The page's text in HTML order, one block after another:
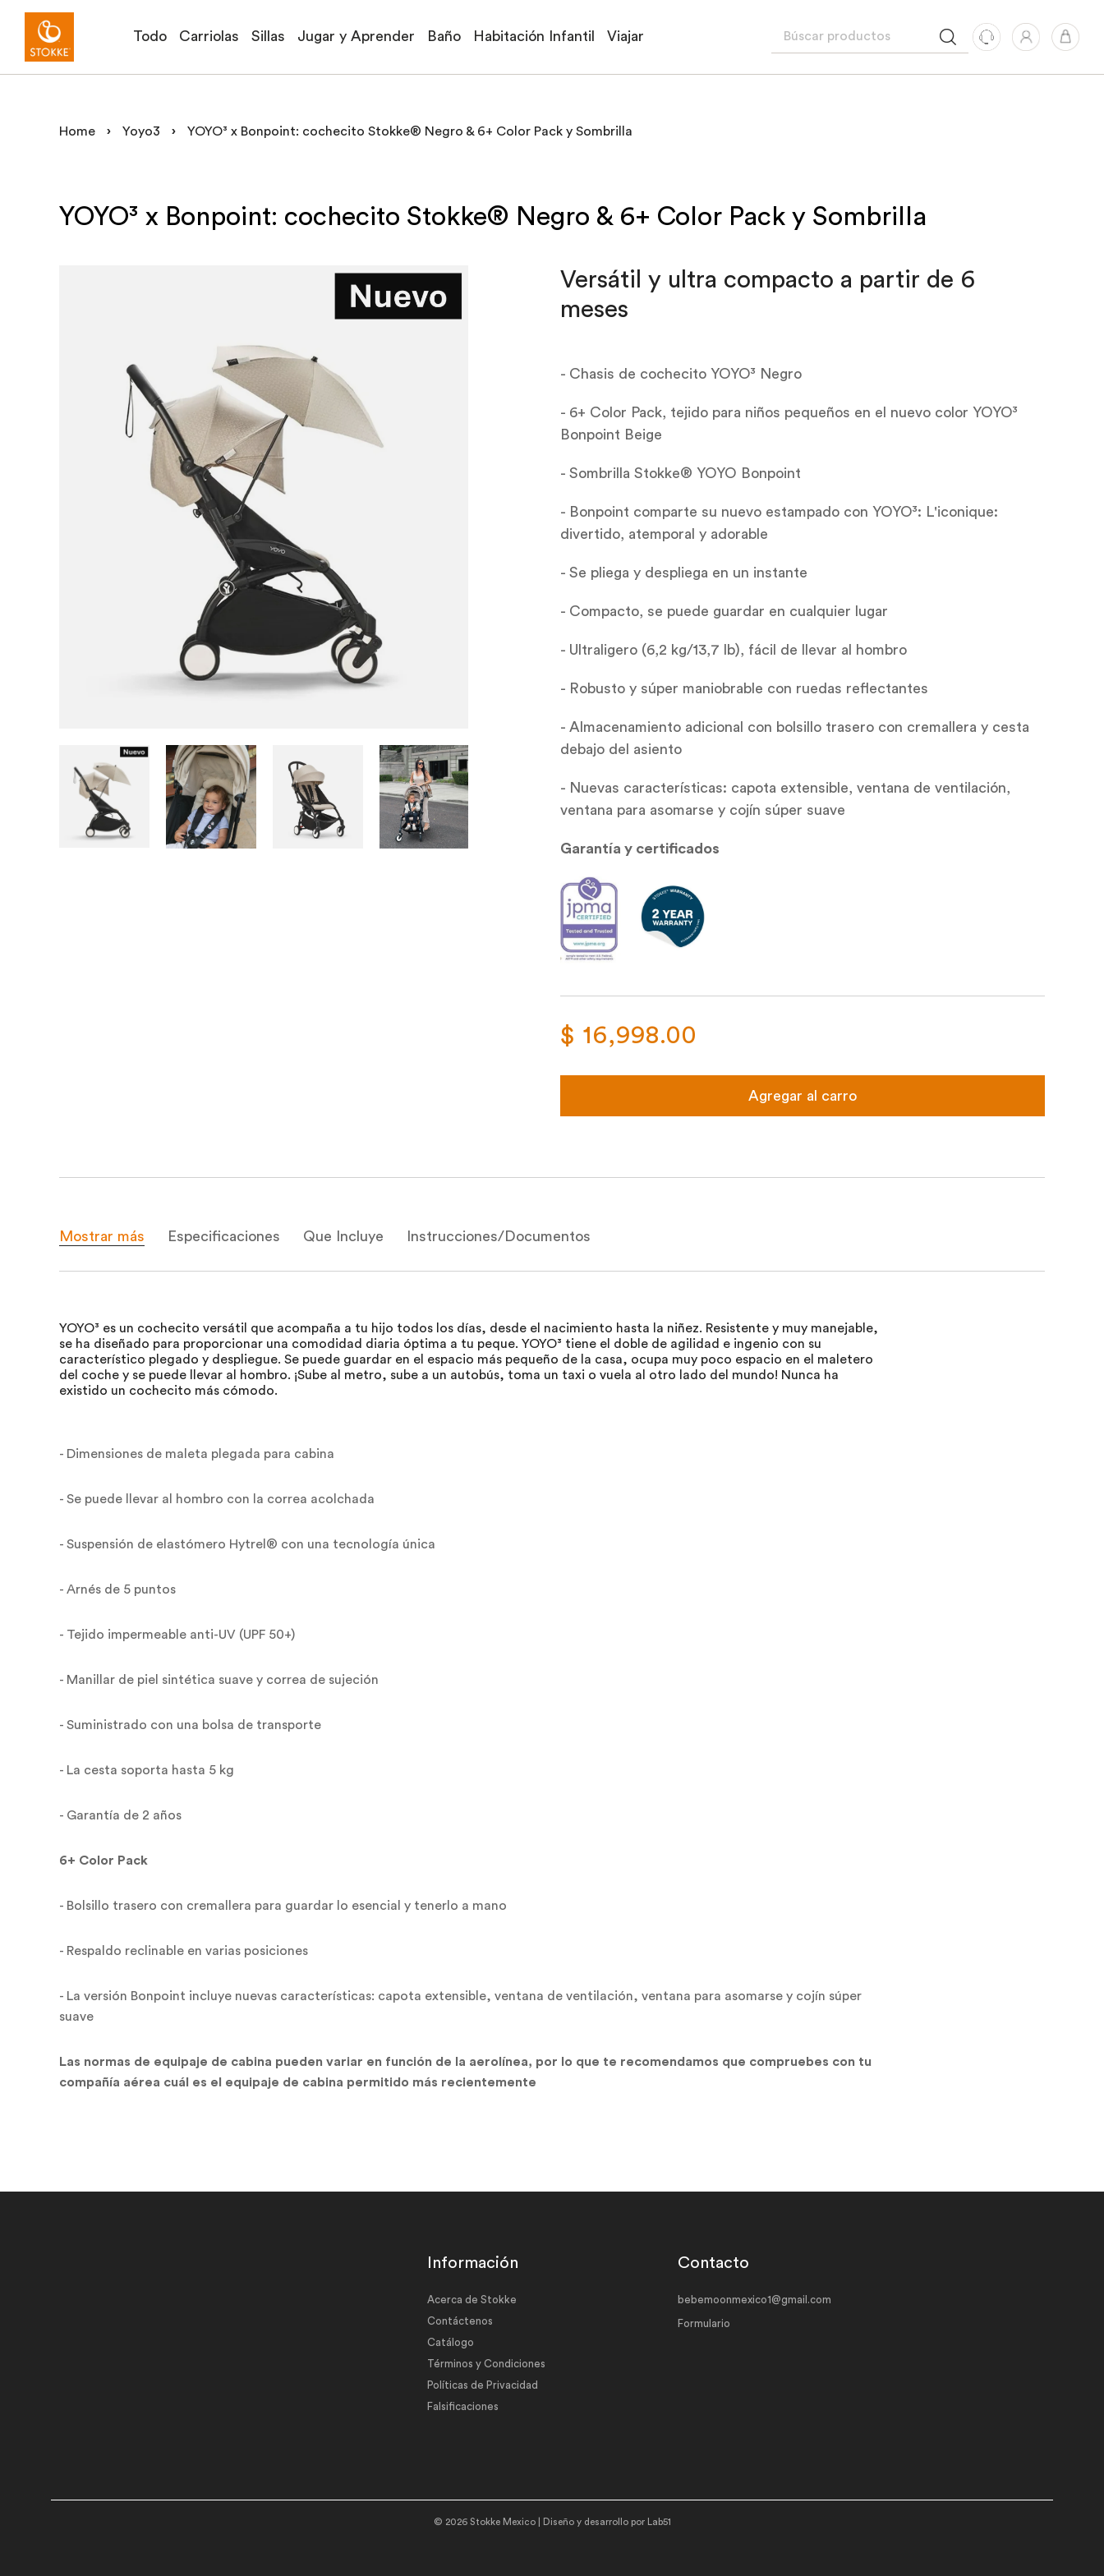
Todo Carriolas Sillas Jugar y Aprender Baño Habitación Infantil Viajar
Home › Yoyo3 › YOYO³ x Bonpoint: cochecito Stokke® Negro & 6+ Color Pack y Sombrilla
YOYO³ x Bonpoint: cochecito Stokke® Negro & 6+ Color Pack y Sombrilla
Versátil y ultra compacto a partir de 6
meses
- Chasis de cochecito YOYO³ Negro
- 6+ Color Pack, tejido para niños pequeños en el nuevo color YOYO³
Bonpoint Beige
- Sombrilla Stokke® YOYO Bonpoint
- Bonpoint comparte su nuevo estampado con YOYO³: L'iconique:
divertido, atemporal y adorable
- Se pliega y despliega en un instante
- Compacto, se puede guardar en cualquier lugar
- Ultraligero (6,2 kg/13,7 lb), fácil de llevar al hombro
- Robusto y súper maniobrable con ruedas reflectantes
- Almacenamiento adicional con bolsillo trasero con cremallera y cesta
debajo del asiento
- Nuevas características: capota extensible, ventana de ventilación,
ventana para asomarse y cojín súper suave
Garantía y certificados
$ 16,998.00
Agregar al carro
Mostrar más Especificaciones Que Incluye Instrucciones/Documentos
YOYO³ es un cochecito versátil que acompaña a tu hijo todos los días, desde el nacimiento hasta la niñez. Resistente y muy manejable,
se ha diseñado para proporcionar una comodidad diaria óptima a tu peque. YOYO³ tiene el doble de agilidad e ingenio con su
característico plegado y despliegue. Se puede guardar en el espacio más pequeño de la casa, ocupa muy poco espacio en el maletero
del coche y se puede llevar al hombro. ¡Sube al metro, sube a un autobús, toma un taxi o vuela al otro lado del mundo! Nunca ha
existido un cochecito más cómodo.
- Dimensiones de maleta plegada para cabina
- Se puede llevar al hombro con la correa acolchada
- Suspensión de elastómero Hytrel® con una tecnología única
- Arnés de 5 puntos
- Tejido impermeable anti-UV (UPF 50+)
- Manillar de piel sintética suave y correa de sujeción
- Suministrado con una bolsa de transporte
- La cesta soporta hasta 5 kg
- Garantía de 2 años
6+ Color Pack
- Bolsillo trasero con cremallera para guardar lo esencial y tenerlo a mano
- Respaldo reclinable en varias posiciones
- La versión Bonpoint incluye nuevas características: capota extensible, ventana de ventilación, ventana para asomarse y cojín súper
suave
Las normas de equipaje de cabina pueden variar en función de la aerolínea, por lo que te recomendamos que compruebes con tu
compañía aérea cuál es el equipaje de cabina permitido más recientemente
Información
Acerca de Stokke
Contáctenos
Catálogo
Términos y Condiciones
Políticas de Privacidad
Falsificaciones
Contacto
bebemoonmexico1@gmail.com
Formulario
© 2026 Stokke Mexico | Diseño y desarrollo por Lab51